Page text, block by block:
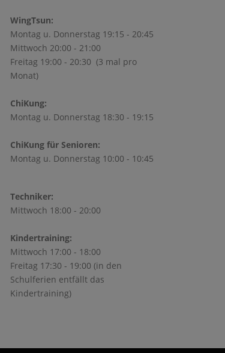
WingTsun:
Montag u. Donnerstag 19:15 - 20:45
Mittwoch 20:00 - 21:00
Freitag 19:00 - 20:30 (3 mal pro
Monat)
ChiKung:
Montag u. Donnerstag 18:30 - 19:15
ChiKung für Senioren:
Montag u. Donnerstag 10:00 - 10:45
Techniker:
Mittwoch 18:00 - 20:00
Kindertraining:
Mittwoch 17:00 - 18:00
Freitag 17:30 - 19:00 (in den
Schulferien entfällt das
Kindertraining)